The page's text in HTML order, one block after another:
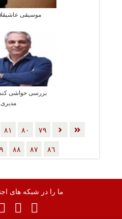
موسیقی
بررسی حواشی
مدیری
٧٩ ٨٠ ٨١
٨٦ ٨٧ ٨٨
ما را در شبکه های